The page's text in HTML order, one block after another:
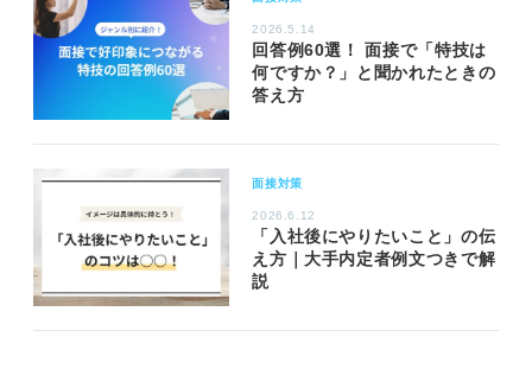
2026.5.14
回答例60選！ 面接で「特技は
何ですか？」と聞かれたときの
答え方
面接対策
2026.6.12
「入社後にやりたいこと」の伝
え方｜大手内定者例文つきで解
説